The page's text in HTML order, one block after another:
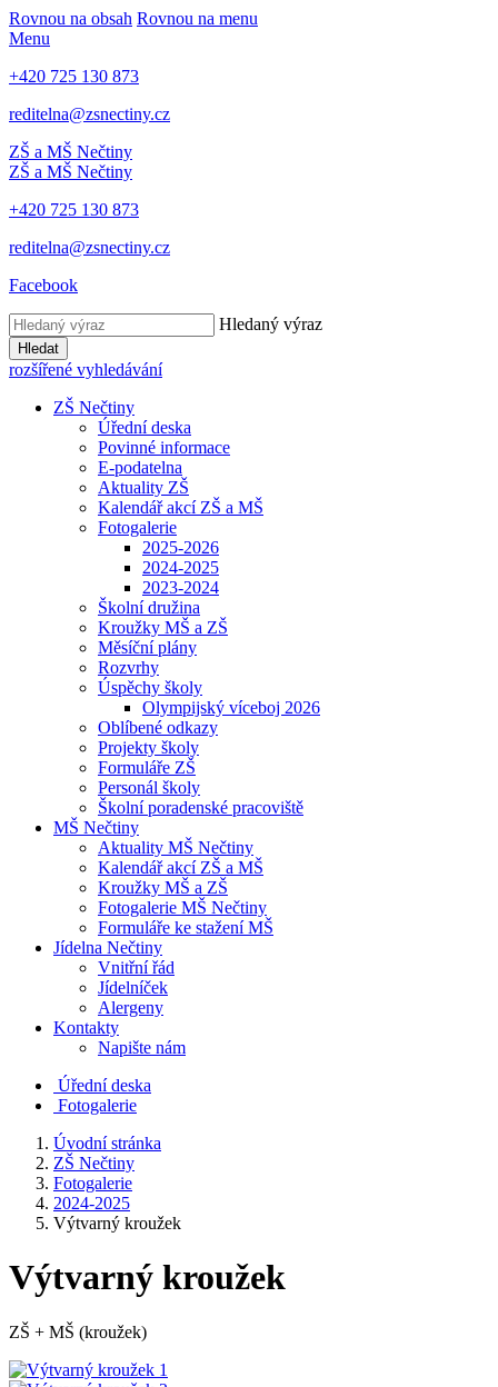
Rovnou na obsah Rovnou na menu
Menu
+420 725 130 873
reditelna@zsnectiny.cz
ZŠ a MŠ Nečtiny
ZŠ a MŠ Nečtiny
+420 725 130 873
reditelna@zsnectiny.cz
Facebook
Hledaný výraz
Hledat
rozšířené vyhledávání
ZŠ Nečtiny
Úřední deska
Povinné informace
E-podatelna
Aktuality ZŠ
Kalendář akcí ZŠ a MŠ
Fotogalerie
2025-2026
2024-2025
2023-2024
Školní družina
Kroužky MŠ a ZŠ
Měsíční plány
Rozvrhy
Úspěchy školy
Olympijský víceboj 2026
Oblíbené odkazy
Projekty školy
Formuláře ZŠ
Personál školy
Školní poradenské pracoviště
MŠ Nečtiny
Aktuality MŠ Nečtiny
Kalendář akcí ZŠ a MŠ
Kroužky MŠ a ZŠ
Fotogalerie MŠ Nečtiny
Formuláře ke stažení MŠ
Jídelna Nečtiny
Vnitřní řád
Jídelníček
Alergeny
Kontakty
Napište nám
Úřední deska
Fotogalerie
Úvodní stránka
ZŠ Nečtiny
Fotogalerie
2024-2025
Výtvarný kroužek
Výtvarný kroužek
ZŠ + MŠ (kroužek)